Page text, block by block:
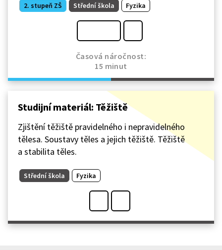
2. stupeň ZŠ Střední škola Fyzika
Časová náročnost:
15 minut
Studijní materiál: Těžiště
Zjištění těžiště pravidelného i nepravidelného
tělesa. Soustavy těles a jejich těžiště. Těžiště
a stabilita těles.
Střední škola Fyzika